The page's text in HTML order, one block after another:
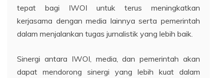
tepat bagi IWOI untuk terus meningkatkan
kerjasama dengan media lainnya serta pemerintah
dalam menjalankan tugas jurnalistik yang lebih baik.
Sinergi antara IWOI, media, dan pemerintah akan
dapat mendorong sinergi yang lebih kuat dalam